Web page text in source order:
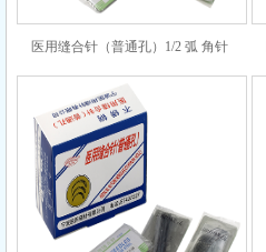
医用缝合针（普通孔）1/2 弧 角针
7×12